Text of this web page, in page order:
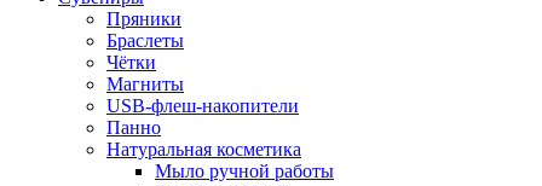
Пряники
Браслеты
Чётки
Магниты
USB-флеш-накопители
Панно
Натуральная косметика
Мыло ручной работы